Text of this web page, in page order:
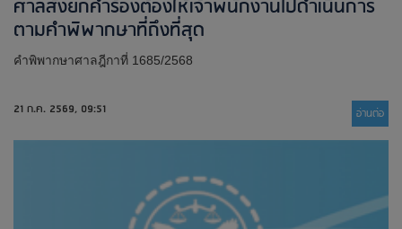
ศาลสั่งยกคำร้องต้องให้เจ้าพนักงานไปดำเนินการ
ตามคำพิพากษาที่ถึงที่สุด
คำพิพากษาศาลฎีกาที่ 1685/2568
21 ก.ค. 2569, 09:51 อ่านต่่อ